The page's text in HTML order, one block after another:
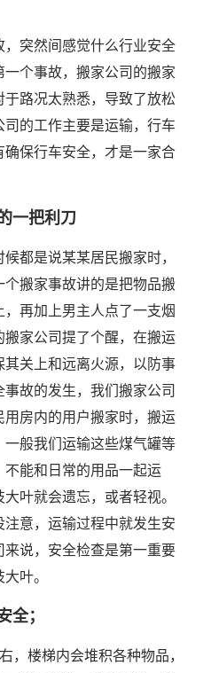
突然间感觉什么行业安全
个事故，搬家公司的搬家
路况太熟悉，导致了放松
的工作主要是运输，行车
保行车安全，才是一家合
一把利刀
都是说某某居民搬家时，
搬家事故讲的是把物品搬
再加上男主人点了一支烟
家公司提了个醒，在搬运
关上和远离火源，以防事
故的发生，我们搬家公司
房内的用户搬家时，搬运
般我们运输这些煤气罐等
能和日常的用品一起运
叶就会遗忘，或者轻视。
意，运输过程中就发生安
说，安全检查是第一重要
叶。
全；
，楼梯内会堆积各种物品，